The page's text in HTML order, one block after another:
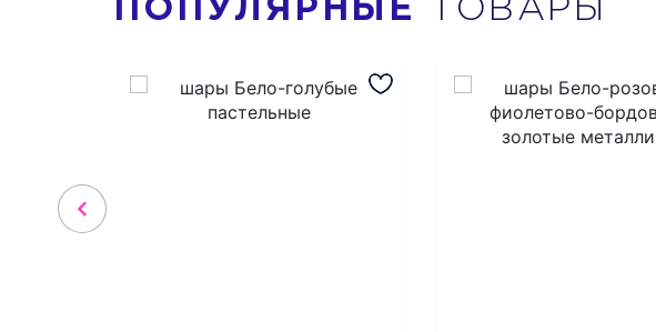
ПОПУЛЯРНЫЕ ТОВАРЫ